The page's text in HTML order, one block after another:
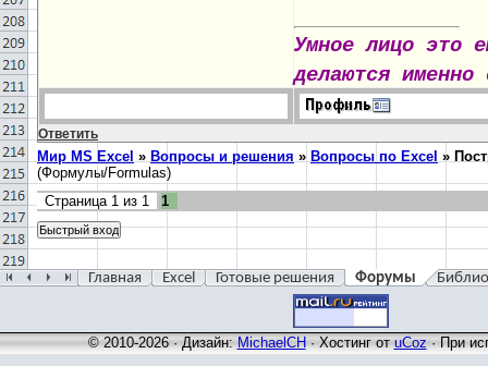
Умное лицо это
делаются
Ответить
Мир MS Excel » Вопросы и решения » Вопросы по Excel »
(Формулы/Formulas)
Страница 1 из 1 1
Главная Excel Готовые решения Форумы
© 2010-2026 · Дизайн: MichaelCH · Хостинг от uCoz · При